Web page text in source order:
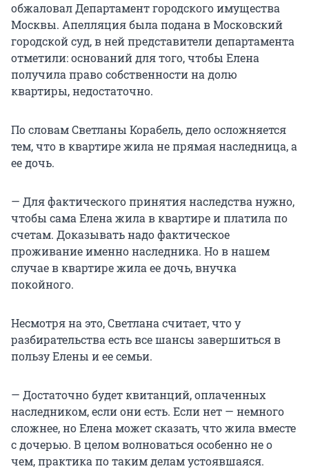
обжаловал Департамент городского имущества
Москвы. Апелляция была подана в Московский
городской суд, в ней представители департамента
отметили: оснований для того, чтобы Елена
получила право собственности на долю
квартиры, недостаточно.
По словам Светланы Корабель, дело осложняется
тем, что в квартире жила не прямая наследница, а
ее дочь.
— Для фактического принятия наследства нужно,
чтобы сама Елена жила в квартире и платила по
счетам. Доказывать надо фактическое
проживание именно наследника. Но в нашем
случае в квартире жила ее дочь, внучка
покойного.
Несмотря на это, Светлана считает, что у
разбирательства есть все шансы завершиться в
пользу Елены и ее семьи.
— Достаточно будет квитанций, оплаченных
наследником, если они есть. Если нет — немного
сложнее, но Елена может сказать, что жила вместе
с дочерью. В целом волноваться особенно не о
чем, практика по таким делам устоявшаяся.